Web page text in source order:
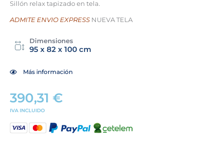
Sillón relax tapizado en tela.
ADMITE ENVIO EXPRESS NUEVA TELA
Dimensiones
95 x 82 x 100 cm
Más información
390,31 €
IVA INCLUIDO